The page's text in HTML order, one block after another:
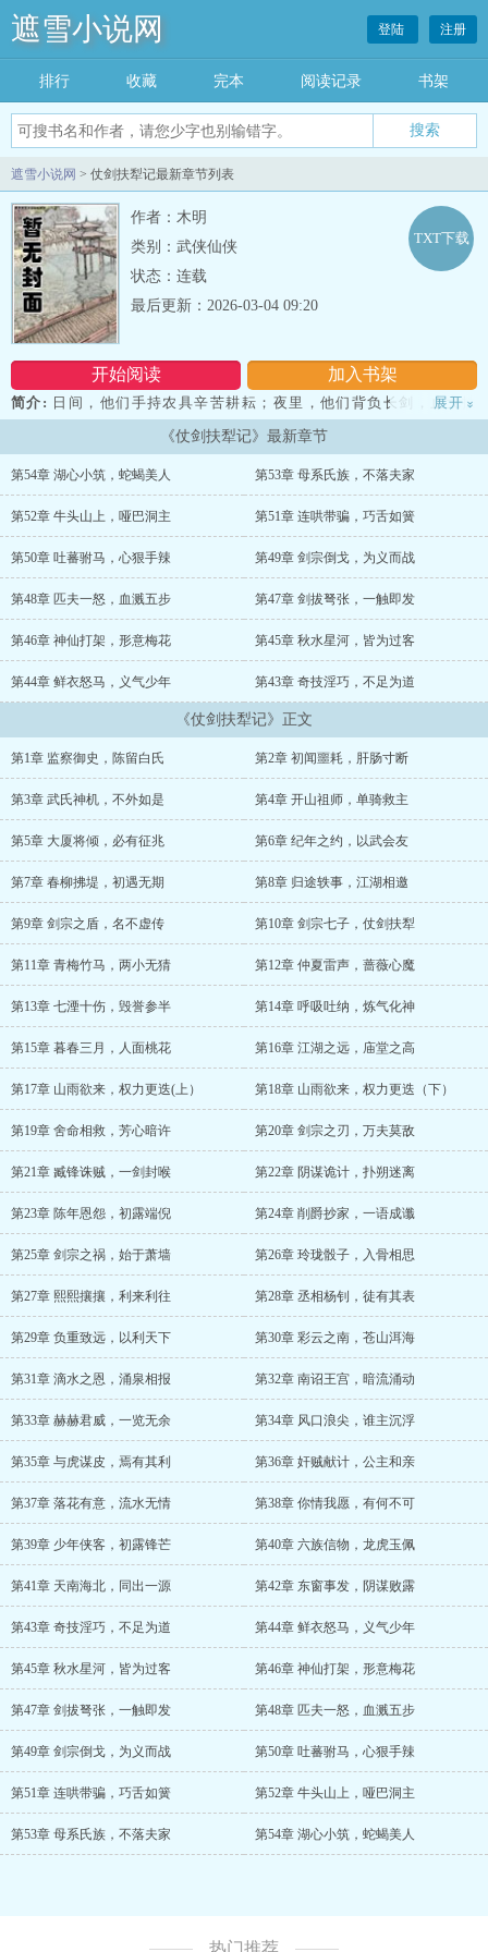
遮雪小说网 登陆 注册
排行 收藏 完本 阅读记录 书架
遮雪小说网 > 仗剑扶犁记最新章节列表
作者：木明
类别：武侠仙侠
状态：连载
开始阅读 加入书架
TXT下载
最后更新：2026-03-04 09:20
简介: 日间，他们手持农具辛苦耕耘；夜里，他们背负长剑，止戈扶
困。采菊东篱儿孙绕膝，是历代人的梦想；铸剑为犁弃甲拾笔，是先
辈们的憧憬。 但身处乱世，若要守卫和平，还是要靠背后这三尺寒
霜！...
展开 »
《仗剑扶犁记》最新章节
第54章 湖心小筑，蛇蝎美人 第53章 母系氏族，不落夫家
第52章 牛头山上，哑巴洞主 第51章 连哄带骗，巧舌如簧
第50章 吐蕃驸马，心狠手辣 第49章 剑宗倒戈，为义而战
第48章 匹夫一怒，血溅五步 第47章 剑拔弩张，一触即发
第46章 神仙打架，形意梅花 第45章 秋水星河，皆为过客
第44章 鲜衣怒马，义气少年 第43章 奇技淫巧，不足为道
《仗剑扶犁记》正文
第1章 监察御史，陈留白氏 第2章 初闻噩耗，肝肠寸断
第3章 武氏神机，不外如是 第4章 开山祖师，单骑救主
第5章 大厦将倾，必有征兆 第6章 纪年之约，以武会友
第7章 春柳拂堤，初遇无期 第8章 归途轶事，江湖相邀
第9章 剑宗之盾，名不虚传 第10章 剑宗七子，仗剑扶犁
第11章 青梅竹马，两小无猜 第12章 仲夏雷声，蔷薇心魔
第13章 七湮十伤，毁誉参半 第14章 呼吸吐纳，炼气化神
第15章 暮春三月，人面桃花 第16章 江湖之远，庙堂之高
第17章 山雨欲来，权力更迭(上） 第18章 山雨欲来，权力更迭（下）
第19章 舍命相救，芳心暗许 第20章 剑宗之刃，万夫莫敌
第21章 臧锋诛贼，一剑封喉 第22章 阴谋诡计，扑朔迷离
第23章 陈年恩怨，初露端倪 第24章 削爵抄家，一语成谶
第25章 剑宗之祸，始于萧墙 第26章 玲珑骰子，入骨相思
第27章 熙熙攘攘，利来利往 第28章 丞相杨钊，徒有其表
第29章 负重致远，以利天下 第30章 彩云之南，苍山洱海
第31章 滴水之恩，涌泉相报 第32章 南诏王宫，暗流涌动
第33章 赫赫君威，一览无余 第34章 风口浪尖，谁主沉浮
第35章 与虎谋皮，焉有其利 第36章 奸贼献计，公主和亲
第37章 落花有意，流水无情 第38章 你情我愿，有何不可
第39章 少年侠客，初露锋芒 第40章 六族信物，龙虎玉佩
第41章 天南海北，同出一源 第42章 东窗事发，阴谋败露
第43章 奇技淫巧，不足为道 第44章 鲜衣怒马，义气少年
第45章 秋水星河，皆为过客 第46章 神仙打架，形意梅花
第47章 剑拔弩张，一触即发 第48章 匹夫一怒，血溅五步
第49章 剑宗倒戈，为义而战 第50章 吐蕃驸马，心狠手辣
第51章 连哄带骗，巧舌如簧 第52章 牛头山上，哑巴洞主
第53章 母系氏族，不落夫家 第54章 湖心小筑，蛇蝎美人
热门推荐